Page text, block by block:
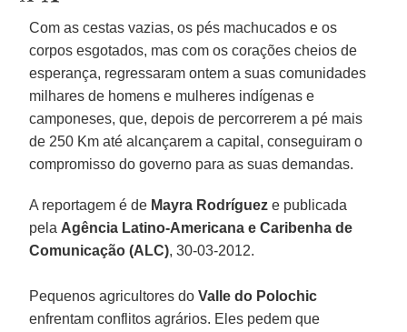
Com as cestas vazias, os pés machucados e os
corpos esgotados, mas com os corações cheios de
esperança, regressaram ontem a suas comunidades
milhares de homens e mulheres indígenas e
camponeses, que, depois de percorrerem a pé mais
de 250 Km até alcançarem a capital, conseguiram o
compromisso do governo para as suas demandas.
A reportagem é de Mayra Rodríguez e publicada
pela Agência Latino-Americana e Caribenha de
Comunicação (ALC), 30-03-2012.
Pequenos agricultores doValle do Polochic
enfrentam conflitos agrários. Eles pedem que